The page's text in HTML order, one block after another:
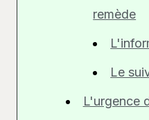
remède
Le
L'urgence